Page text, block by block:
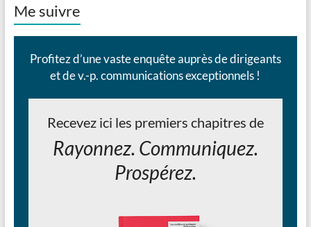
Me suivre
Profitez d’une vaste enquête auprès de dirigeants
et de v.-p. communications exceptionnels !
Recevez ici les premiers chapitres de
Rayonnez. Communiquez.
Prospérez.